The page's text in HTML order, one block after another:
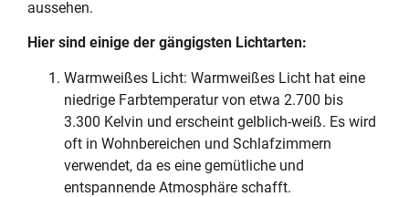
aussehen.
Hier sind einige der gängigsten Lichtarten:
Warmweißes Licht: Warmweißes Licht hat eine
niedrige Farbtemperatur von etwa 2.700 bis
3.300 Kelvin und erscheint gelblich-weiß. Es wird
oft in Wohnbereichen und Schlafzimmern
verwendet, da es eine gemütliche und
entspannende Atmosphäre schafft.